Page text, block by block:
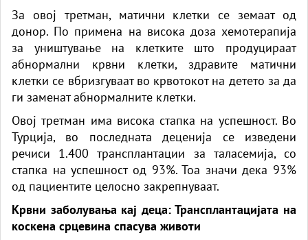
За овој третман, матични клетки се земаат од
донор. По примена на висока доза хемотерапија
за уништување на клетките што продуцираат
абнормални крвни клетки, здравите матични
клетки се вбризгуваат во крвотокот на детето за да
ги заменат абнормалните клетки.
Овој третман има висока стапка на успешност. Во
Турција, во последната деценија се изведени
речиси 1.400 трансплантации за таласемија, со
стапка на успешност од 93%. Тоа значи дека 93%
од пациентите целосно закрепнуваат.
Крвни заболувања кај деца: Трансплантацијата на
коскена срцевина спасува животи